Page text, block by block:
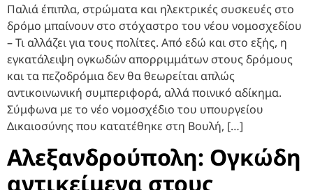
Παλιά έπιπλα, στρώματα και ηλεκτρικές συσκευές στο
δρόμο μπαίνουν στο στόχαστρο του νέου νομοσχεδίου
– Τι αλλάζει για τους πολίτες. Από εδώ και στο εξής, η
εγκατάλειψη ογκωδών απορριμμάτων στους δρόμους
και τα πεζοδρόμια δεν θα θεωρείται απλώς
αντικοινωνική συμπεριφορά, αλλά ποινικό αδίκημα.
Σύμφωνα με το νέο νομοσχέδιο του υπουργείου
Δικαιοσύνης που κατατέθηκε στη Βουλή, […]
Αλεξανδρούπολη: Ογκώδη
αντικείμενα στους